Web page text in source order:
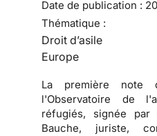
Date de publication :
Thématique :
Droit d’asile
Europe
La première note
l'Observatoire de
réfugiés, signée par
Bauche, juriste,